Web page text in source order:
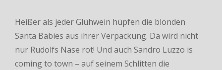
Heißer als jeder Glühwein hüpfen die blonden
Santa Babies aus ihrer Verpackung. Da wird nicht
nur Rudolfs Nase rot! Und auch Sandro Luzzo is
coming to town – auf seinem Schlitten die